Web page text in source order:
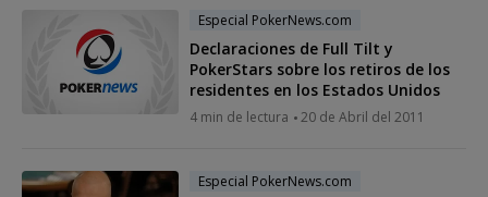
Especial PokerNews.com
Declaraciones de Full Tilt y
PokerStars sobre los retiros de los
residentes en los Estados Unidos
4 min de lectura 20 de Abril del 2011
Especial PokerNews.com